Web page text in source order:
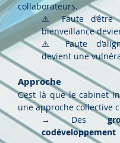
collaborateurs.
⚠️ Faute d’être
bienveillance
⚠️ Faute
devient une
Approche
C’est là que le cabinet
une approche collective
→ Des